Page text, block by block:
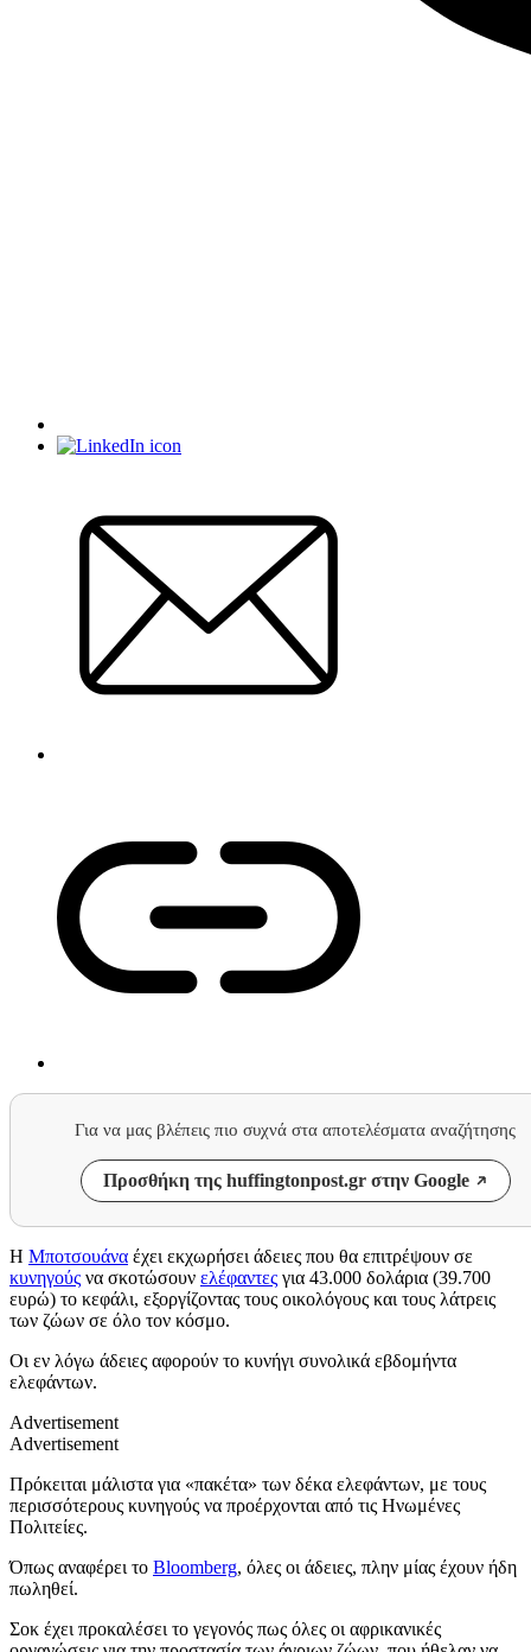
Για να μας βλέπεις πιο συχνά στα αποτελέσματα αναζήτησης
Προσθήκη της huffingtonpost.gr στην Google
Η Μποτσουάνα έχει εκχωρήσει άδειες που θα επιτρέψουν σε
κυνηγούς να σκοτώσουν ελέφαντες για 43.000 δολάρια (39.700
ευρώ) το κεφάλι, εξοργίζοντας τους οικολόγους και τους λάτρεις
των ζώων σε όλο τον κόσμο.
Οι εν λόγω άδειες αφορούν το κυνήγι συνολικά εβδομήντα
ελεφάντων.
Advertisement
Advertisement
Πρόκειται μάλιστα για «πακέτα» των δέκα ελεφάντων, με τους
περισσότερους κυνηγούς να προέρχονται από τις Ηνωμένες
Πολιτείες.
Όπως αναφέρει το Bloomberg, όλες οι άδειες, πλην μίας έχουν ήδη
πωληθεί.
Σοκ έχει προκαλέσει το γεγονός πως όλες οι αφρικανικές